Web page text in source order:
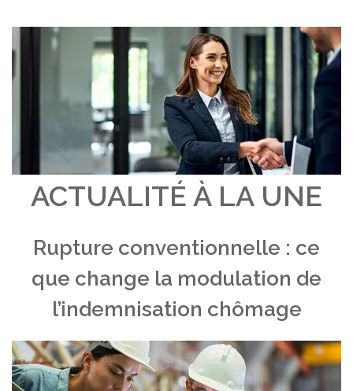
ACTUALITÉ À LA UNE
Rupture conventionnelle : ce
que change la modulation de
l’indemnisation chômage